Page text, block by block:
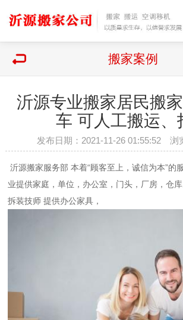
搬家案例
沂源专业搬家居民搬
车 可人工搬运、
发布日期：2021-11-26 01:55:52 浏
沂源搬家服务部 本着“顾客至上，诚信为本”的
业提供家庭，单位，办公室，门头，厂房，仓
拆装技师 提供办公家具，